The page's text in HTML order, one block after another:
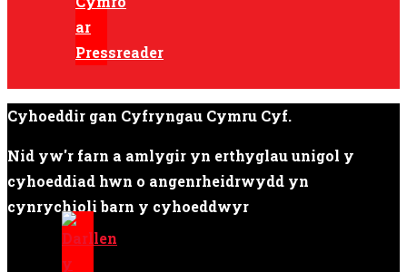
Cyhoeddir gan Cyfryngau Cymru Cyf.
Nid yw'r farn a amlygir yn erthyglau unigol y
cyhoeddiad hwn o angenrheidrwydd yn
cynrychioli barn y cyhoeddwyr